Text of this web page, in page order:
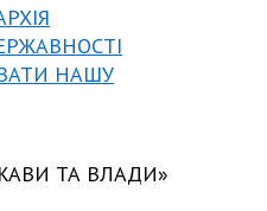
НАШУ
ТА ВЛАДИ»